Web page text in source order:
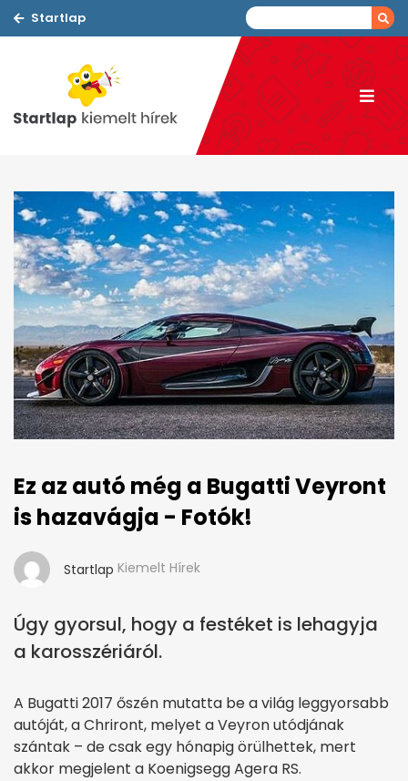
Startlap
Ez az autó még a Bugatti Veyront
is hazavágja - Fotók!
Startlap Kiemelt Hírek
Úgy gyorsul, hogy a festéket is lehagyja
a karosszériáról.
A Bugatti 2017 őszén mutatta be a világ leggyorsabb
autóját, a Chriront, melyet a Veyron utódjának
szántak – de csak egy hónapig örülhettek, mert
akkor megjelent a Koenigsegg Agera RS.